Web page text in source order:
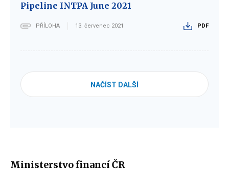
Pipeline INTPA June 2021
PŘÍLOHA 13. červenec 2021 PDF
NAČÍST DALŠÍ
Ministerstvo financí ČR